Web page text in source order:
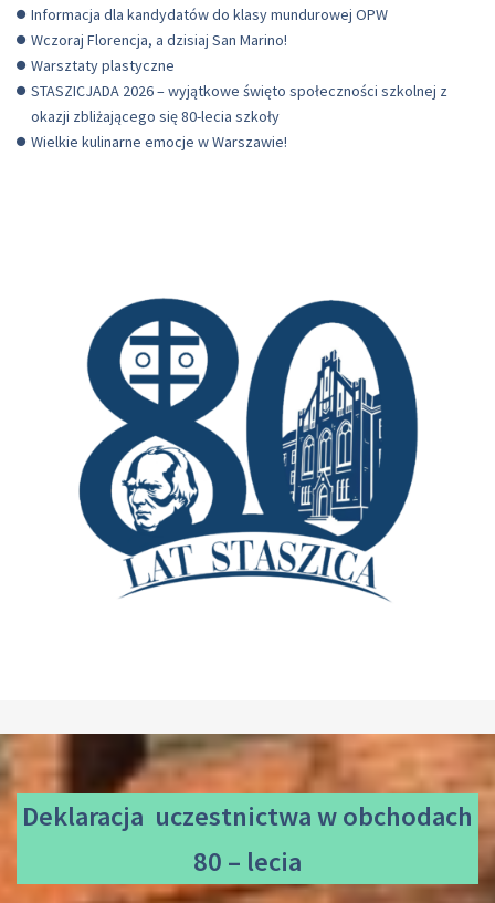
Informacja dla kandydatów do klasy mundurowej OPW
Wczoraj Florencja, a dzisiaj San Marino!
Warsztaty plastyczne
STASZICJADA 2026 – wyjątkowe święto społeczności szkolnej z
okazji zbliżającego się 80-lecia szkoły
Wielkie kulinarne emocje w Warszawie!
Deklaracja uczestnictwaw obchodach
80 – lecia